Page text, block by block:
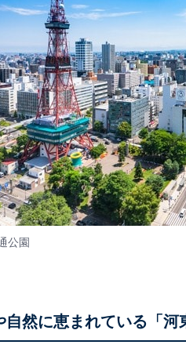
公園
然に恵まれている「河